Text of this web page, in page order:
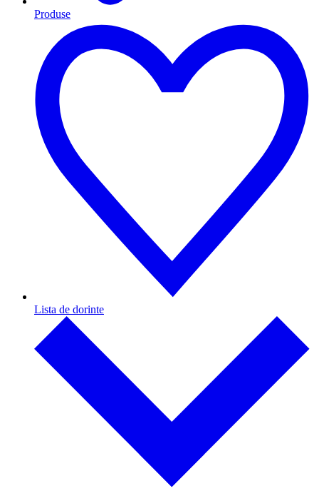
Produse
Lista de dorinte